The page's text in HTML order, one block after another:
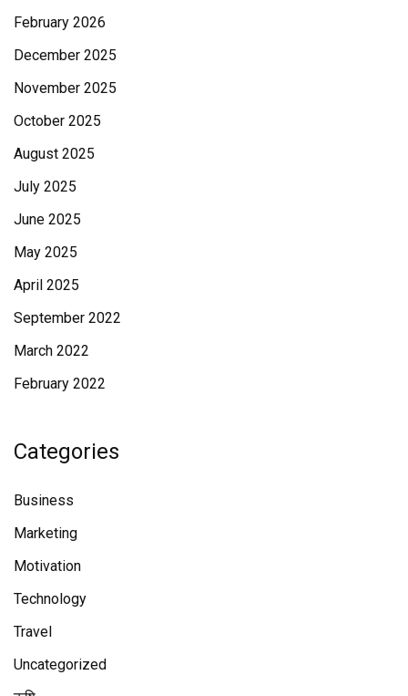
February 2026
December 2025
November 2025
October 2025
August 2025
July 2025
June 2025
May 2025
April 2025
September 2022
March 2022
February 2022
Categories
Business
Marketing
Motivation
Technology
Travel
Uncategorized